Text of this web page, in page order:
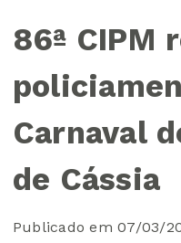
86ª CIPM
Carnaval
de Cássia
Publicado em 07/03/